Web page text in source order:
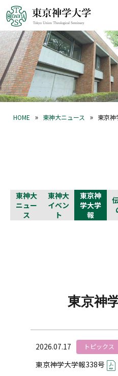
HOME » 東神大ニュース » 東京神
東神大
ニュー
ス
東神大
イベン
ト
東京神
学大学
報
東京神
2026.07.17 トピックス
東京神学大学報338号